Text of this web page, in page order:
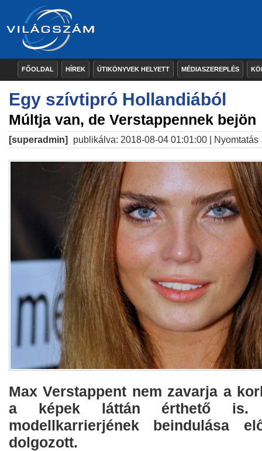
FŐOLDAL HÍREK ÚTIKÖNYVEK HELYETT MÉDIASZEREPLÉS
Egy szívtipró Hollandiából
Múltja van, de Verstappennek bejön
[superadmin] publikálva: 2018-08-04 01:01:00 | Nyomtatás
Max Verstappent nem zavarja a
a képek láttán érthető is.
modellkarrierjének beindulása
dolgozott.